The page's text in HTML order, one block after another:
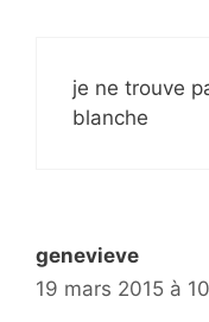
je ne trouve
blanche
genevieve
19 mars 2015 à